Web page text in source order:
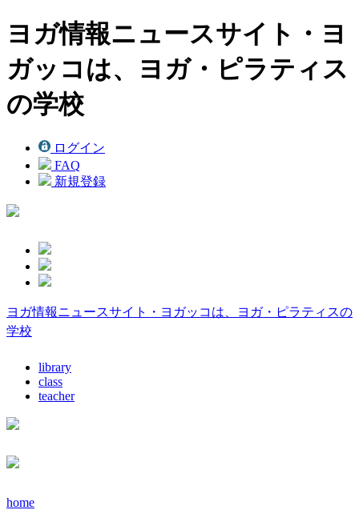
ヨガ情報ニュースサイト・ヨ
ガッコは、ヨガ・ピラティス
の学校
ログイン
FAQ
新規登録
ヨガ情報ニュースサイト・ヨガッコは、ヨガ・ピラティスの
学校
library
class
teacher
home